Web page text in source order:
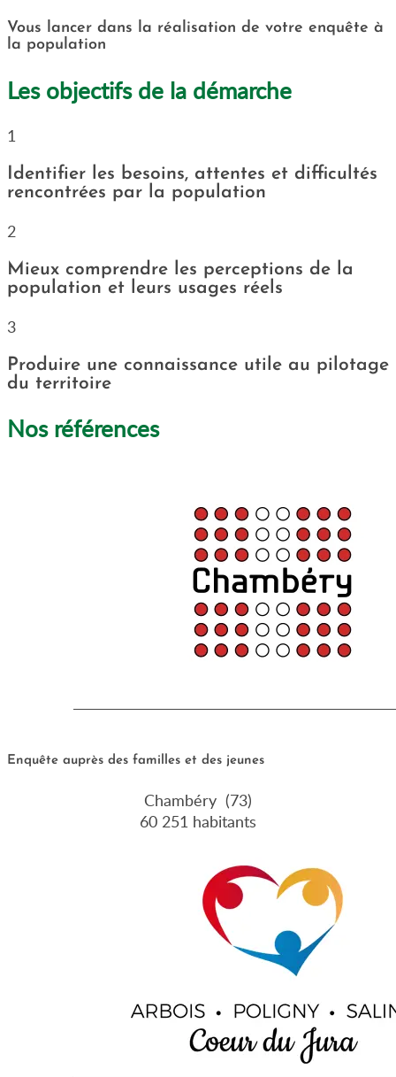
Vous lancer dans la réalisation de votre enquête à
la population
Les objectifs de la démarche
1
Identifier les besoins, attentes et difficultés
rencontrées par la population
2
Mieux comprendre les perceptions de la
population et leurs usages réels
3
Produire une connaissance utile au pilotage
du territoire
Nos références
Enquête auprès des familles et des jeunes
Chambéry (73)
60 251 habitants